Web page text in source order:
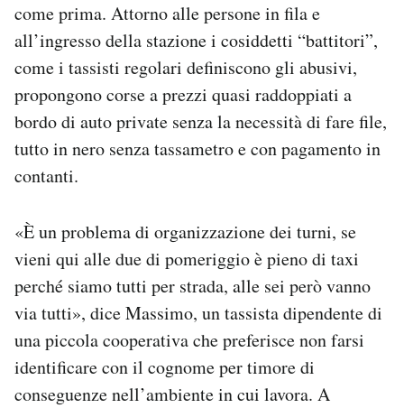
come prima. Attorno alle persone in fila e
all’ingresso della stazione i cosiddetti “battitori”,
come i tassisti regolari definiscono gli abusivi,
propongono corse a prezzi quasi raddoppiati a
bordo di auto private senza la necessità di fare file,
tutto in nero senza tassametro e con pagamento in
contanti.
«È un problema di organizzazione dei turni, se
vieni qui alle due di pomeriggio è pieno di taxi
perché siamo tutti per strada, alle sei però vanno
via tutti», dice Massimo, un tassista dipendente di
una piccola cooperativa che preferisce non farsi
identificare con il cognome per timore di
conseguenze nell’ambiente in cui lavora. A